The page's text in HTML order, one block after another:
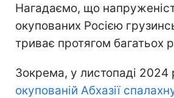
Нагадаємо, що
окупованих Росією
триває протягом багатьох
Зокрема, у листопаді 2024
окупованій Абхазії